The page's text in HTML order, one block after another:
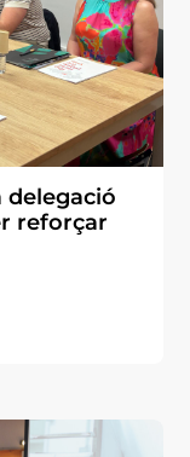
delegació
reforçar